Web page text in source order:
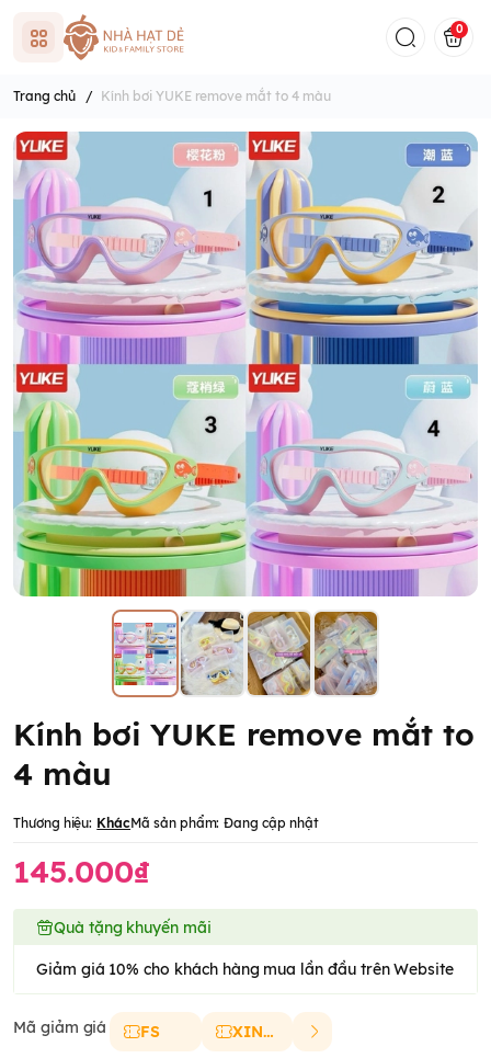
0
Trang chủ / Kính bơi YUKE remove mắt to 4 màu
Kính bơi YUKE remove mắt to
4 màu
Thương hiệu: KhácMã sản phẩm: Đang cập nhật
145.000₫
Quà tặng khuyến mãi
Giảm giá 10% cho khách hàng mua lần đầu trên Website
Mã giảm giá FS XINCHAO